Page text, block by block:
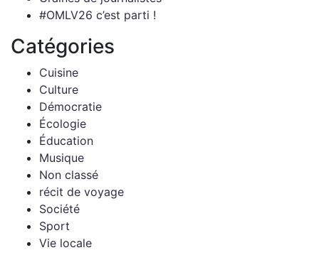
#OMLV26 c’est parti !
Catégories
Cuisine
Culture
Démocratie
Écologie
Éducation
Musique
Non classé
récit de voyage
Société
Sport
Vie locale